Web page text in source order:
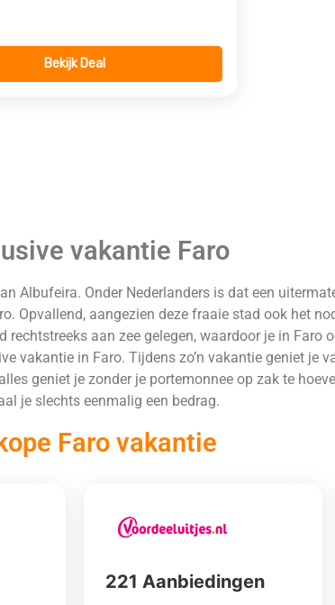
Bekijk Deal
vakantie Faro
Albufeira. Onder Nederlanders is dat een
Opvallend, aangezien deze fraaie stad ook het
aan zee gelegen, waardoor je in Faro
vakantie in Faro. Tijdens zo’n vakantie geniet je
geniet je zonder je portemonnee op zak te
je slechts eenmalig een bedrag.
Faro vakantie
221 Aanbiedingen